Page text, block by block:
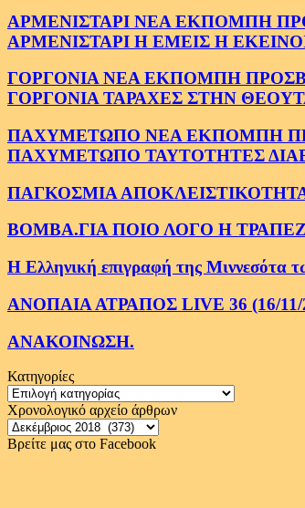
ΑΡΜΕΝΙΣΤΑΡΙ ΝΕΑ ΕΚΠΟΜΠΗ
ΑΡΜΕΝΙΣΤΑΡΙ Η ΕΜΕΙΣ Η
ΓΟΡΓΟΝΙΑ ΝΕΑ ΕΚΠΟΜΠΗ
ΓΟΡΓΟΝΙΑ ΤΑΡΑΧΕΣ ΣΤΗΝ
ΠΑΧΥΜΕΤΩΠΟ ΝΕΑ ΕΚΠΟΜΠΗ
ΠΑΧΥΜΕΤΩΠΟ ΤΑΥΤΟΤΗΤΕΣ
ΠΑΓΚΟΣΜΙΑ ΑΠΟΚΛΕΙΣΤΙΚΟΤΗΤΑ :
ΒΟΜΒΑ.ΓΙΑ ΠΟΙΟ ΛΟΓΟ Η
Η Ελληνική επιγραφή της Μιννεσότα
ΑΝΟΠΑΙΑ ΑΤΡΑΠΟΣ LIVE 36 (16/11/
ΑΝΑΚΟΙΝΩΣΗ.
Κατηγορίες
Κατηγορίες
Χρονολογικό αρχείο άρθρων
Χρονολογικό
αρχείο
Βρείτε μας στο Facebook